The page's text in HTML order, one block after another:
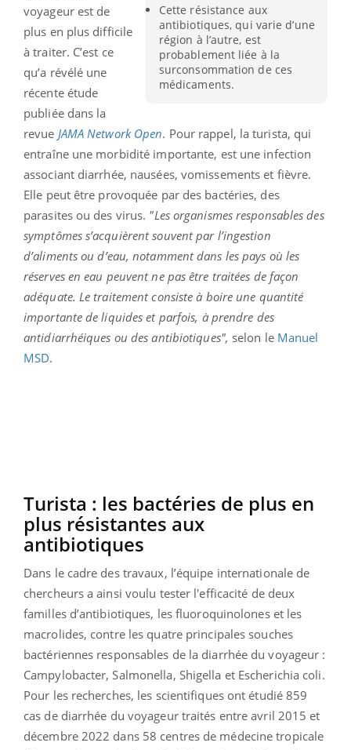
Cette résistance aux
antibiotiques, qui varie d’une
région à l’autre, est
probablement liée à la
surconsommation de ces
médicaments.
voyageur est de
plus en plus difficile
à traiter. C’est ce
qu’a révélé une
récente étude
publiée dans la
revue JAMA Network Open. Pour rappel, la turista, qui
entraîne une morbidité importante, est une infection
associant diarrhée, nausées, vomissements et fièvre.
Elle peut être provoquée par des bactéries, des
parasites ou des virus. "Les organismes responsables des
symptômes s’acquièrent souvent par l’ingestion
d’aliments ou d’eau, notamment dans les pays où les
réserves en eau peuvent ne pas être traitées de façon
adéquate. Le traitement consiste à boire une quantité
importante de liquides et parfois, à prendre des
antidiarrhéiques ou des antibiotiques", selon le Manuel
MSD.
Turista : les bactéries de plus en
plus résistantes aux
antibiotiques
Dans le cadre des travaux, l’équipe internationale de
chercheurs a ainsi voulu tester l'efficacité de deux
familles d’antibiotiques, les fluoroquinolones et les
macrolides, contre les quatre principales souches
bactériennes responsables de la diarrhée du voyageur :
Campylobacter, Salmonella, Shigella et Escherichia coli.
Pour les recherches, les scientifiques ont étudié 859
cas de diarrhée du voyageur traités entre avril 2015 et
décembre 2022 dans 58 centres de médecine tropicale